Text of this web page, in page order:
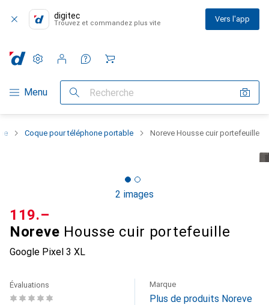
digitec
Trouvez et commandez plus vite Vers l'app
Navigation par catégorie
Menu Recherche
Paramètres
Compte client
Listes de comparaison
Listes d'envies
Panier
Coque pour téléphone portable Noreve Housse cuir portefeuille
2 images
Noreve Housse cuir portefeuille
Google Pixel 3 XL
CHF
119.–
Évaluations Marque
Plus de produits Noreve